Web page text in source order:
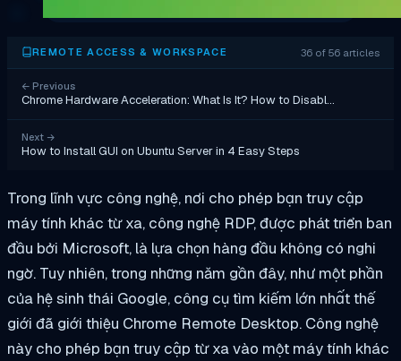
REMOTE ACCESS & WORKSPACE 36 of 56 articles
← Previous
Chrome Hardware Acceleration: What Is It? How to Disabl…
Next →
How to Install GUI on Ubuntu Server in 4 Easy Steps
Trong lĩnh vực công nghệ, nơi cho phép bạn truy cập
máy tính khác từ xa, công nghệ RDP, được phát triển ban
đầu bởi Microsoft, là lựa chọn hàng đầu không có nghi
ngờ. Tuy nhiên, trong những năm gần đây, như một phần
của hệ sinh thái Google, công cụ tìm kiếm lớn nhất thế
giới đã giới thiệu Chrome Remote Desktop. Công nghệ
này cho phép bạn truy cập từ xa vào một máy tính khác